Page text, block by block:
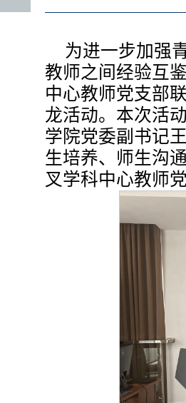
为进一步加强
教师之间经验互
中心教师党支部
龙活动。本次活
学院党委副书记
生培养、师生沟
叉学科中心教师